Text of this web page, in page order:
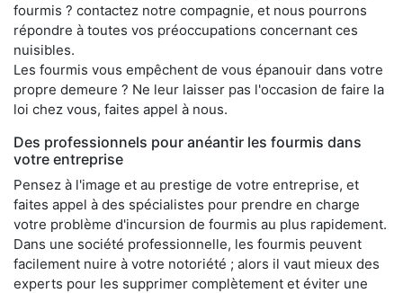
fourmis ? contactez notre compagnie, et nous pourrons
répondre à toutes vos préoccupations concernant ces
nuisibles.
Les fourmis vous empêchent de vous épanouir dans votre
propre demeure ? Ne leur laisser pas l'occasion de faire la
loi chez vous, faites appel à nous.
Des professionnels pour anéantir les fourmis dans
votre entreprise
Pensez à l'image et au prestige de votre entreprise, et
faites appel à des spécialistes pour prendre en charge
votre problème d'incursion de fourmis au plus rapidement.
Dans une société professionnelle, les fourmis peuvent
facilement nuire à votre notoriété ; alors il vaut mieux des
experts pour les supprimer complètement et éviter une